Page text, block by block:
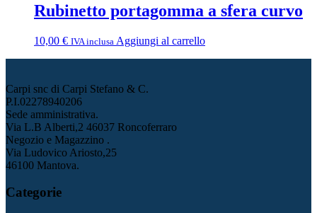
scelte
nella
pagina
del
prodotto
Rubinetto portagomma a sfera curvo
10,00 € IVA inclusa Aggiungi al carrello
Carpi snc di Carpi Stefano & C.
P.I.02278940206
Sede amministrativa.
Via L.B Alberti,2 46037 Roncoferraro
Negozio e Magazzino .
Via Ludovico Ariosto,25
46100 Mantova.
Categorie